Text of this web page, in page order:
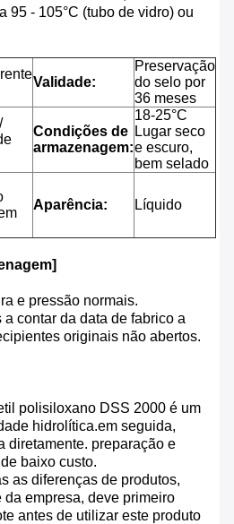
95 - 105°C (tubo de vidro) ou
Validade:
Preservação
do selo por
36 meses
Condições de
armazenagem:
18-25°C
Lugar seco
e escuro,
bem selado
Aparência: Líquido
e pressão normais.
contar da data de fabrico a
originais não abertos.
polisiloxano DSS 2000 é um
hidrolítica.em seguida,
diretamente. preparação e
baixo custo.
as diferenças de produtos,
empresa, deve primeiro
antes de utilizar este produto